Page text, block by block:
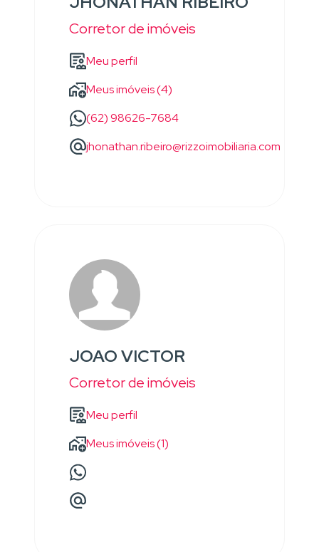
Corretor de imóveis
Meu perfil
Meus imóveis (4)
(62) 98626-7684
jhonathan.ribeiro@rizzoimobiliaria.com
JOAO VICTOR
Corretor de imóveis
Meu perfil
Meus imóveis (1)